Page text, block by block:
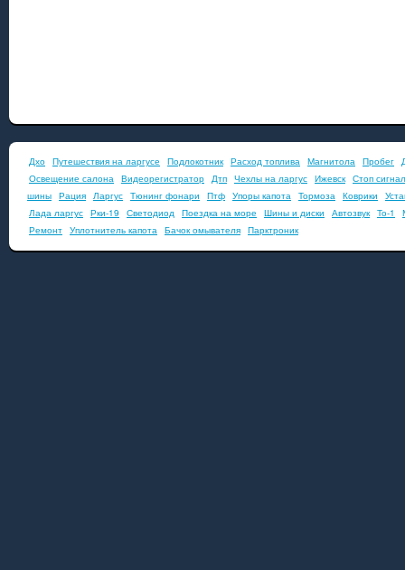
Дхо Путешествия на ларгусе Подлокотник Расход топлива Магнитола Пробег
Освещение салона Видеорегистратор Дтп Чехлы на ларгус Ижевск Стоп сигнал
шины Рация Ларгус Тюнинг фонари Птф Упоры капота Тормоза Коврики
Лада ларгус Рки-19 Светодиод Поездка на море Шины и диски Автозвук То-1
Ремонт Уплотнитель капота Бачок омывателя Парктроник